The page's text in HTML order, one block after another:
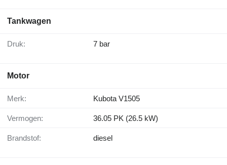
Tankwagen
Druk: 7 bar
Motor
Merk: Kubota V1505
Vermogen: 36.05 PK (26.5 kW)
Brandstof: diesel